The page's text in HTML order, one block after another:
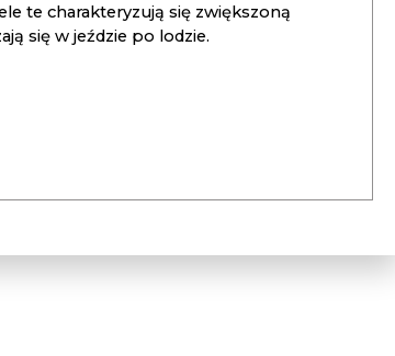
te charakteryzują się zwiększoną
się w jeździe po lodzie.